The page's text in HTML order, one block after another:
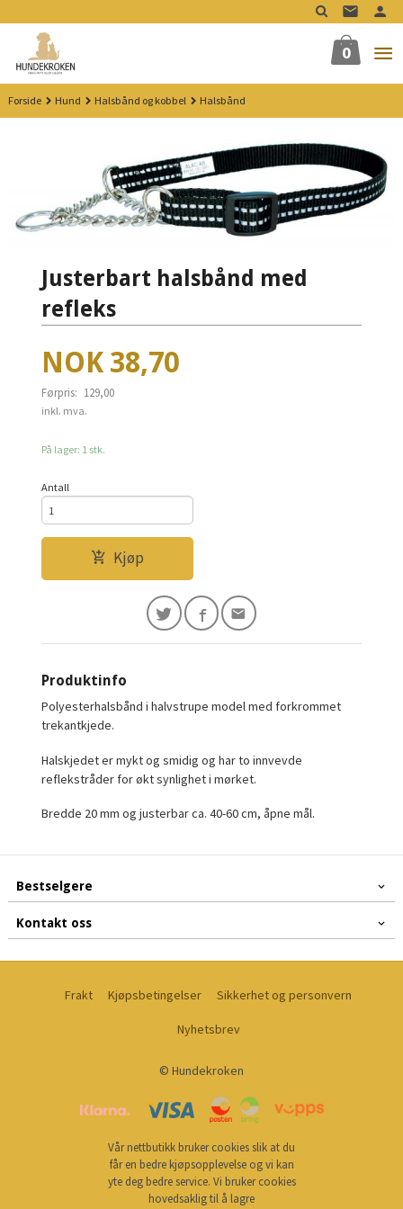
til
innholdet
0
Forside Hund Halsbånd og kobbel Halsbånd
Justerbart halsbånd med
refleks
Tilbud
NOK 38,70
Førpris: 129,00
Rabatt
inkl. mva.
På lager: 1 stk.
Antall
Kjøp
Produktinfo
Polyesterhalsbånd i halvstrupe model med forkrommet
trekantkjede.
Halskjedet er mykt og smidig og har to innvevde
reflekstråder for økt synlighet i mørket.
Bredde 20 mm og justerbar ca. 40-60 cm, åpne mål.
Bestselgere
Kontakt oss
Frakt Kjøpsbetingelser Sikkerhet og personvern
Nyhetsbrev
© Hundekroken
Vår nettbutikk bruker cookies slik at du
får en bedre kjøpsopplevelse og vi kan
yte deg bedre service. Vi bruker cookies
hovedsaklig til å lagre